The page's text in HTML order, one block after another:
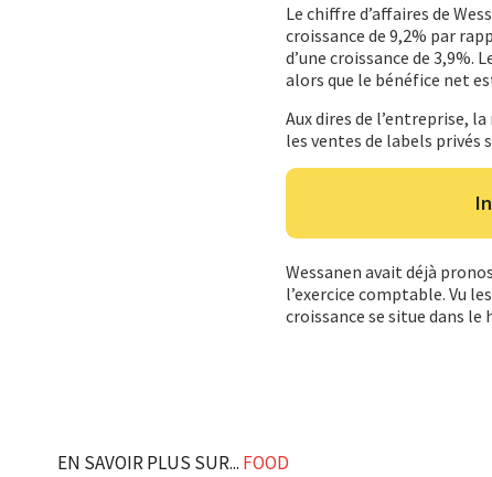
Le chiffre d’affaires de
croissance de 9,2% par
d’une croissance de
alors que le bénéfice net
Aux dires de l’entreprise,
les ventes de labels privés
Wessanen avait déjà
l’exercice comptable. Vu
croissance se situe dans
EN SAVOIR PLUS SUR... FOOD